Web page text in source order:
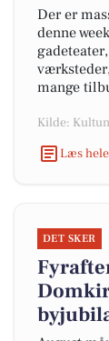
Der er
denne
mange
Kilde:
Læs
DET SKER